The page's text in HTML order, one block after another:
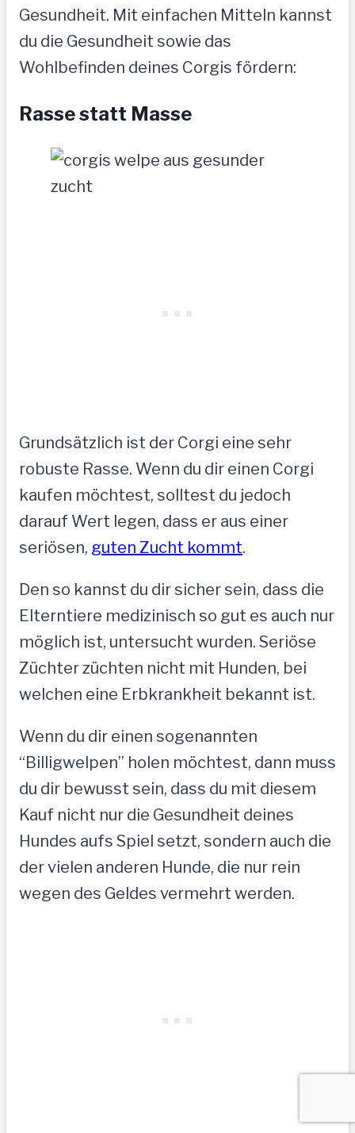
Gesundheit. Mit einfachen Mitteln kannst
du die Gesundheit sowie das
Wohlbefinden deines Corgis fördern:
Rasse statt Masse
Grundsätzlich ist der Corgi eine sehr
robuste Rasse. Wenn du dir einen Corgi
kaufen möchtest, solltest du jedoch
darauf Wert legen, dass er aus einer
seriösen, guten Zucht kommt.
Den so kannst du dir sicher sein, dass die
Elterntiere medizinisch so gut es auch nur
möglich ist, untersucht wurden. Seriöse
Züchter züchten nicht mit Hunden, bei
welchen eine Erbkrankheit bekannt ist.
Wenn du dir einen sogenannten
“Billigwelpen” holen möchtest, dann muss
du dir bewusst sein, dass du mit diesem
Kauf nicht nur die Gesundheit deines
Hundes aufs Spiel setzt, sondern auch die
der vielen anderen Hunde, die nur rein
wegen des Geldes vermehrt werden.